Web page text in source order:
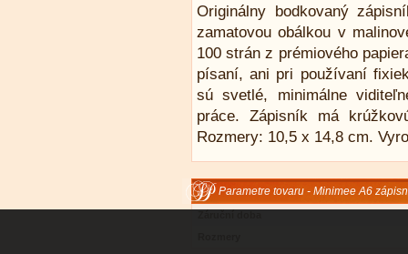
Originálny bodkovaný
zamatovou obálkou v
100 strán z prémiového
písaní, ani pri používaní
sú svetlé, minimálne
práce. Zápisník má
Rozmery: 10,5 x 14,8 cm.
Parametre tovaru - Minimee A6